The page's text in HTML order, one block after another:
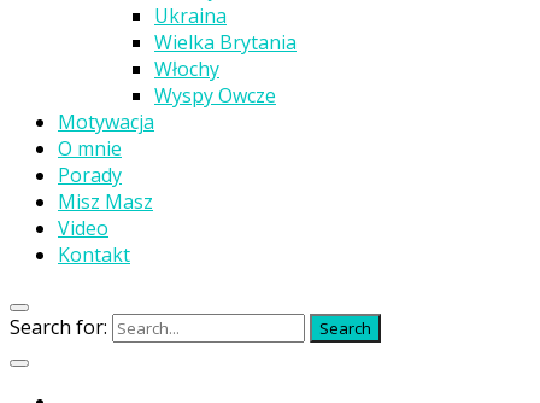
Ukraina
Wielka Brytania
Włochy
Wyspy Owcze
Motywacja
O mnie
Porady
Misz Masz
Video
Kontakt
Search for: Search